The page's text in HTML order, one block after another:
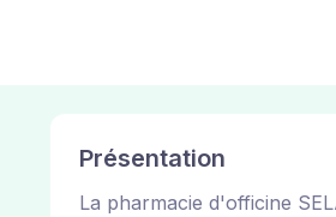
Présentation
La pharmacie d'officine